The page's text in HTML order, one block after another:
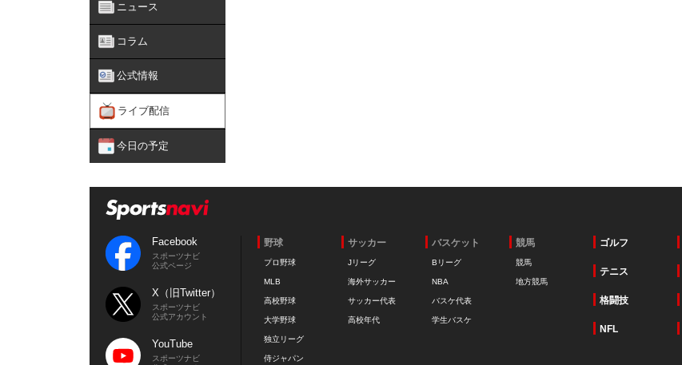
ニュース
コラム
公式情報
ライブ配信
今日の予定
Facebook
スポーツナビ
公式ページ
X（旧Twitter）
スポーツナビ
公式アカウント
YouTube
スポーツナビ
野球
プロ野球
MLB
高校野球
大学野球
独立リーグ
侍ジャパン
サッカー
Jリーグ
海外サッカー
サッカー代表
高校年代
バスケット
Bリーグ
NBA
バスケ代表
学生バスケ
競馬
競馬
地方競馬
ゴルフ
テニス
格闘技
NFL